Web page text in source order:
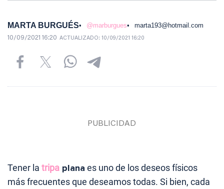
MARTA BURGUÉS @marburgues marta193@hotmail.com
10/09/2021 16:20 ACTUALIZADO: 10/09/2021 16:20
Tener la tripa plana es uno de los deseos físicos
más frecuentes que deseamos todas. Si bien, cada